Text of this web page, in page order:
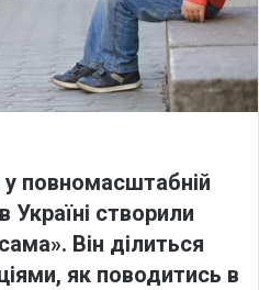
повномасштабній
Україні створили
Він ділиться
як поводитись в